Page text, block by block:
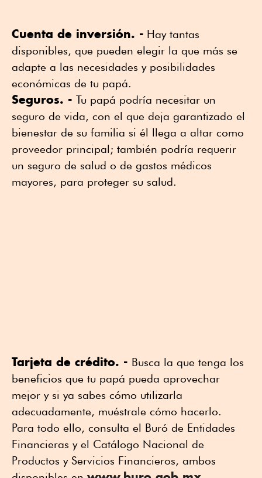
Cuenta de inversión. - Hay tantas
disponibles, que pueden elegir la que más se
adapte a las necesidades y posibilidades
económicas de tu papá.
Seguros. - Tu papá podría necesitar un
seguro de vida, con el que deja garantizado el
bienestar de su familia si él llega a altar como
proveedor principal; también podría requerir
un seguro de salud o de gastos médicos
mayores, para proteger su salud.
Tarjeta de crédito. - Busca la que tenga los
beneficios que tu papá pueda aprovechar
mejor y si ya sabes cómo utilizarla
adecuadamente, muéstrale cómo hacerlo.
Para todo ello, consulta el Buró de Entidades
Financieras y el Catálogo Nacional de
Productos y Servicios Financieros, ambos